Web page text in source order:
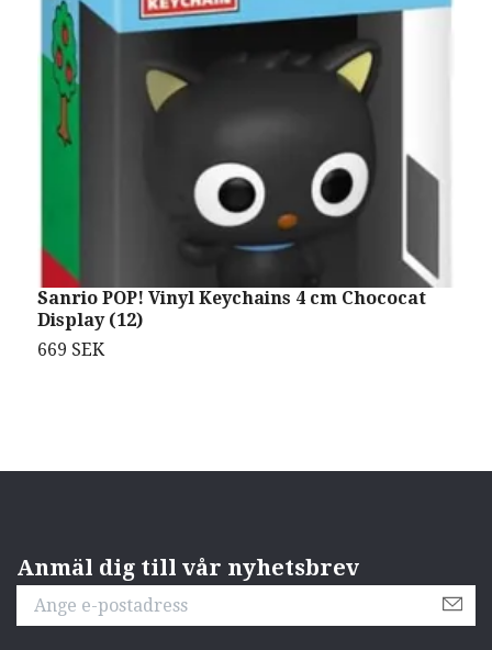
Sanrio POP! Vinyl Keychains 4 cm Chococat
Display (12)
669 SEK
Anmäl dig till vår nyhetsbrev